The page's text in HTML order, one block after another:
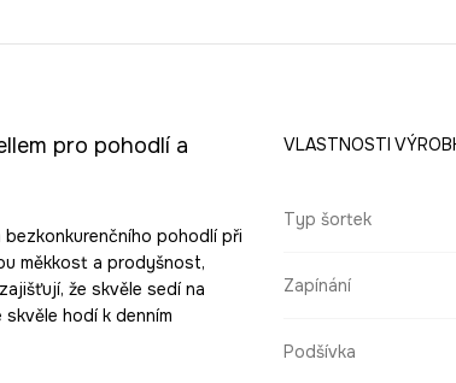
pro pohodlí a
pohodlí při
měkkost a prodyšnost,
že skvěle sedí na
hodí k denním
VLASTNOSTI
Typ šortek
Zapínání
Podšívka